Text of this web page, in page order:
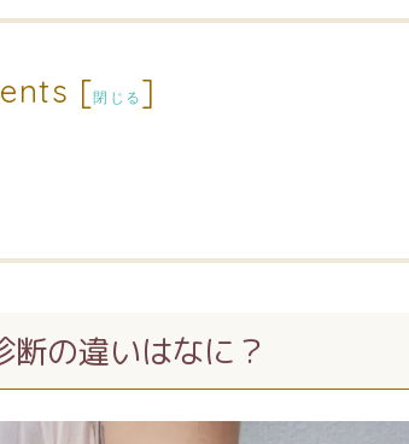
[閉じる ]
の違いはなに？